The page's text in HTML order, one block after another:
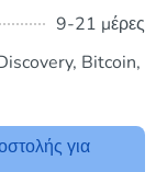
9-21 μέρες
Bitcoin,
για